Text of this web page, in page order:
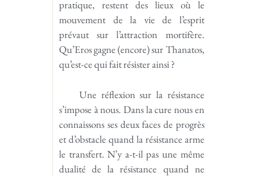
pratique, restent des lieux où le
mouvement de la vie de l’esprit
prévaut sur l’attraction mortifère.
Qu’Eros gagne (encore) sur Thanatos,
qu’est-ce qui fait résister ainsi ?
Une réflexion sur la résistance
s’impose à nous. Dans la cure nous en
connaissons ses deux faces de progrès
et d’obstacle quand la résistance arme
le transfert. N’y a-t-il pas une même
dualité de la résistance quand ne